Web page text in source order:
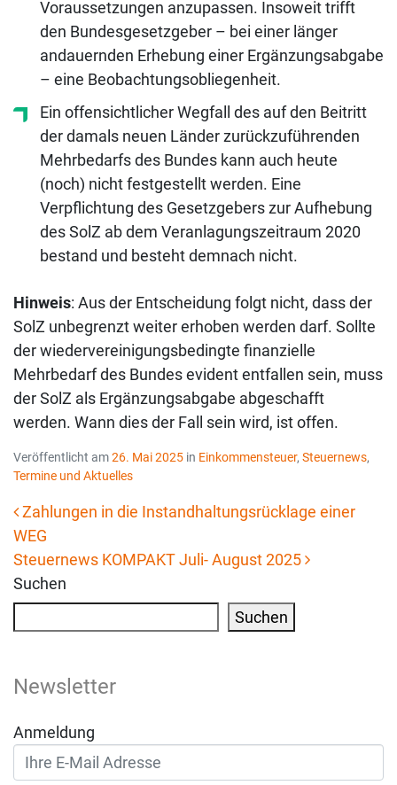
Voraussetzungen anzupassen. Insoweit trifft
den Bundesgesetzgeber – bei einer länger
andauernden Erhebung einer Ergänzungsabgabe
– eine Beobachtungsobliegenheit.
Ein offensichtlicher Wegfall des auf den Beitritt
der damals neuen Länder zurückzuführenden
Mehrbedarfs des Bundes kann auch heute
(noch) nicht festgestellt werden. Eine
Verpflichtung des Gesetzgebers zur Aufhebung
des SolZ ab dem Veranlagungszeitraum 2020
bestand und besteht demnach nicht.
Hinweis: Aus der Entscheidung folgt nicht, dass der
SolZ unbegrenzt weiter erhoben werden darf. Sollte
der wiedervereinigungsbedingte finanzielle
Mehrbedarf des Bundes evident entfallen sein, muss
der SolZ als Ergänzungsabgabe abgeschafft
werden. Wann dies der Fall sein wird, ist offen.
Veröffentlicht am26. Mai 2025 in Einkommensteuer, Steuernews,
Termine und Aktuelles
Beitrags-Navigation
Zahlungen in die Instandhaltungsrücklage einer
WEG
Steuernews KOMPAKT Juli- August 2025
Suchen
Suchen
Newsletter
Anmeldung